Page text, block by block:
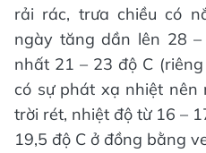
rải rác, trưa chiều có
ngày tăng dần lên 28
nhất 21 – 23 độ C
có sự phát xạ nhiệt nên
trời rét, nhiệt độ từ 16 –
19,5 độ C ở đồng bằng